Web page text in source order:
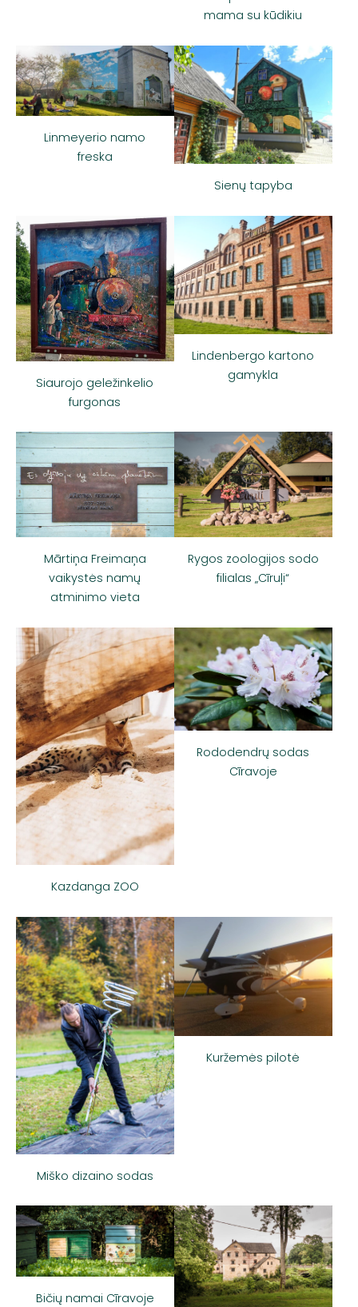
mama su kūdikiu
Linmeyerio namo
freska
Sienų tapyba
Siaurojo geležinkelio
furgonas
Lindenbergo kartono
gamykla
Mārtiņa Freimaņa
vaikystės namų
atminimo vieta
Rygos zoologijos sodo
filialas „Cīruļi“
Kazdanga ZOO
Rododendrų sodas
Cīravoje
Miško dizaino sodas
Kuržemės pilotė
Bičių namai Cīravoje